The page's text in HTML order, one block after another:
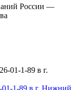
России —
01-1-89 в г. Нижний